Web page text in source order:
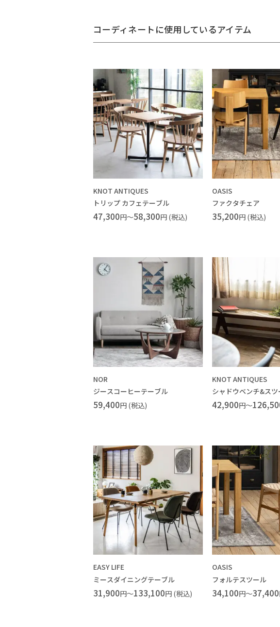
コーディネートに使用しているアイテム
KNOT ANTIQUES
トリップ カフェテーブル
47,300円～58,300円 (税込)
OASIS
ファクタチェア
35,200円 (税込)
NOR
ジースコーヒーテーブル
59,400円 (税込)
KNOT ANTIQUES
シャドウベンチ&スツ
42,900円～
EASY LIFE
ミースダイニングテーブル
31,900円～133,100円 (税込)
OASIS
フォルテスツール
34,100円～37,400